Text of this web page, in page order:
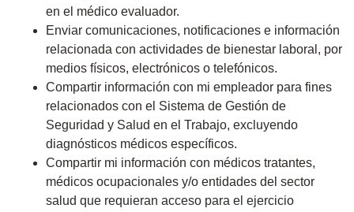
en el médico evaluador.
Enviar comunicaciones, notificaciones e información
relacionada con actividades de bienestar laboral, por
medios físicos, electrónicos o telefónicos.
Compartir información con mi empleador para fines
relacionados con el Sistema de Gestión de
Seguridad y Salud en el Trabajo, excluyendo
diagnósticos médicos específicos.
Compartir mi información con médicos tratantes,
médicos ocupacionales y/o entidades del sector
salud que requieran acceso para el ejercicio